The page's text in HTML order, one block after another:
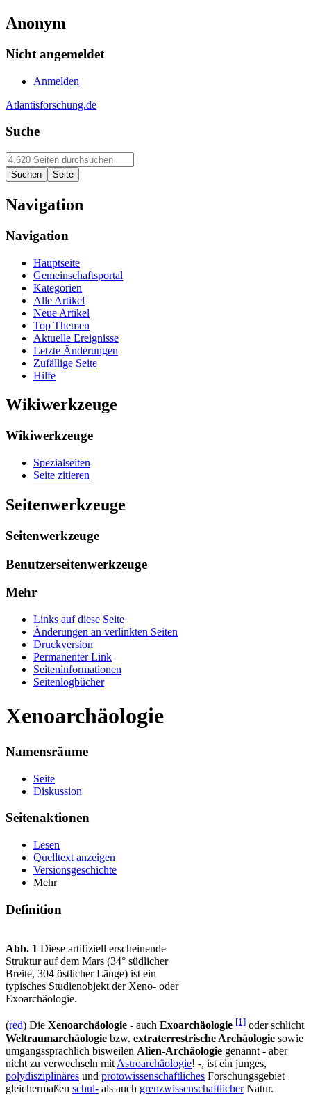
Anonym
Nicht angemeldet
Anmelden
Atlantisforschung.de
Suche
Navigation
Navigation
Hauptseite
Gemeinschaftsportal
Kategorien
Alle Artikel
Neue Artikel
Top Themen
Aktuelle Ereignisse
Letzte Änderungen
Zufällige Seite
Hilfe
Wikiwerkzeuge
Wikiwerkzeuge
Spezialseiten
Seite zitieren
Seitenwerkzeuge
Seitenwerkzeuge
Benutzerseitenwerkzeuge
Mehr
Links auf diese Seite
Änderungen an verlinkten Seiten
Druckversion
Permanenter Link
Seiten­informationen
Seitenlogbücher
Xenoarchäologie
Namensräume
Seite
Diskussion
Seitenaktionen
Lesen
Quelltext anzeigen
Versionsgeschichte
Mehr
Definition
Abb. 1 Diese artifiziell erscheinende
Struktur auf dem Mars (34° südlicher
Breite, 304 östlicher Länge) ist ein
typisches Studienobjekt der Xeno- oder
Exoarchäologie.
(red) Die Xenoarchäologie - auch Exoarchäologie [1] oder schlicht
Weltraumarchäologie bzw. extraterrestrische Archäologie sowie
umgangssprachlich bisweilen Alien-Archäologie genannt - aber
nicht zu verwechseln mit Astroarchäologie! -, ist ein junges,
polydisziplinäres und protowissenschaftliches Forschungsgebiet
gleichermaßen schul- als auch grenzwissenschaftlicherNatur.